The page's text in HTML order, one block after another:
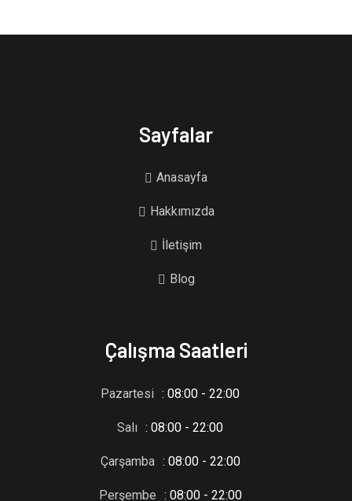
Sayfalar
Anasayfa
Hakkımızda
İletişim
Blog
Çalışma Saatleri
Pazartesi : 08:00 - 22:00
Salı : 08:00 - 22:00
Çarşamba : 08:00 - 22:00
Perşembe : 08:00 - 22:00